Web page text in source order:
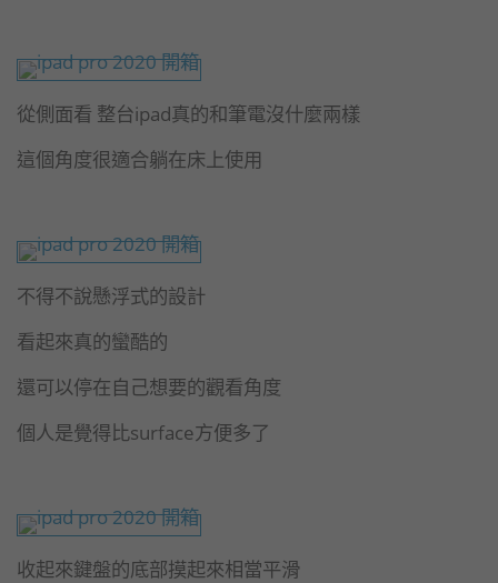
從側面看 整台ipad真的和筆電沒什麼兩樣
這個角度很適合躺在床上使用
不得不說懸浮式的設計
看起來真的蠻酷的
還可以停在自己想要的觀看角度
個人是覺得比surface方便多了
收起來鍵盤的底部摸起來相當平滑